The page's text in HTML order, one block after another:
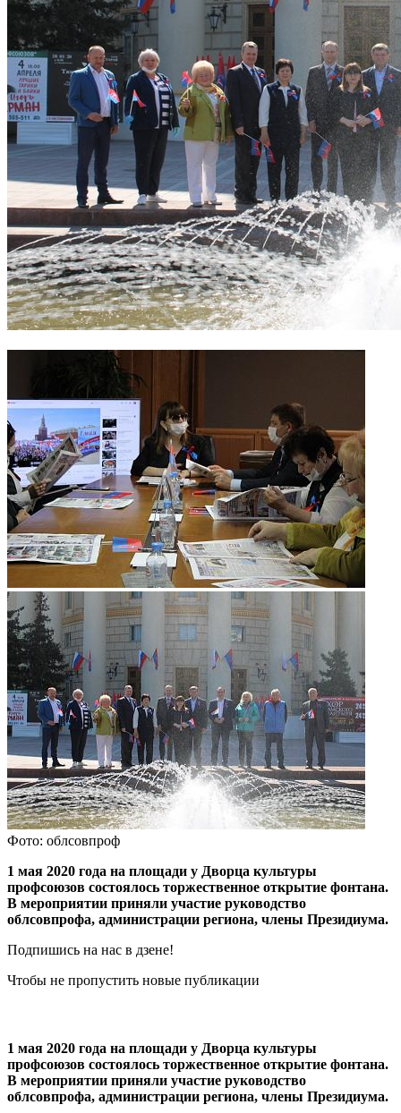
Фото: облсовпроф
1 мая 2020 года на площади у Дворца культуры
профсоюзов состоялось торжественное открытие фонтана.
В мероприятии приняли участие руководство
облсовпрофа, администрации региона, члены Президиума.
Подпишись на нас в дзене!
Чтобы не пропустить новые публикации
1 мая 2020 года на площади у Дворца культуры
профсоюзов состоялось торжественное открытие фонтана.
В мероприятии приняли участие руководство
облсовпрофа, администрации региона, члены Президиума.